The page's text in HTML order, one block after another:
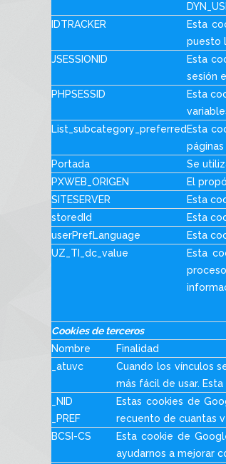
IDTRACKER
Esta
puesto
JSESSIONID
Esta
sesión
PHPSESSID
Esta
List_subcategory_preferred Esta
Portada
Se
PXWEB_ORIGEN
El
SITESERVER
Esta
storedId
Esta
userPrefLanguage
Esta
UZ_TI_dc_value
Esta
Cookies de terceros
Nombre
Finalidad
_atuvc
Cuando los vínculos
más fácil de usar.
_NID
_PREF
Estas cookies de
recuento de cuantas
BCSI-CS
Esta cookie de
ayudarnos a mejorar